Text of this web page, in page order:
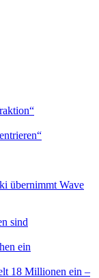
übernimmt Wave
sind
ein
18 Millionen ein –